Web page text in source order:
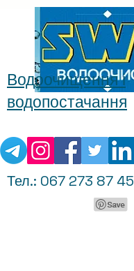
Водоочищення і
водопостачання
Тел.: 067 273 87 45